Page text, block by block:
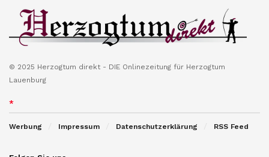
© 2025 Herzogtum direkt - DIE Onlinezeitung für Herzogtum
Lauenburg
*
Werbung Impressum Datenschutzerklärung RSS Feed